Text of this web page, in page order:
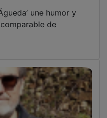
de Cela y su